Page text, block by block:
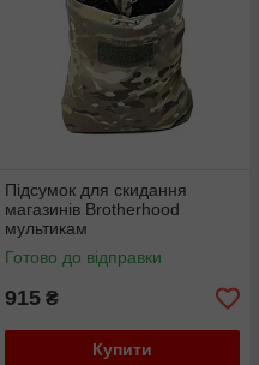
Підсумок для скидання
магазинів Brotherhood
мультикам
Готово до відправки
915 ₴
Купити